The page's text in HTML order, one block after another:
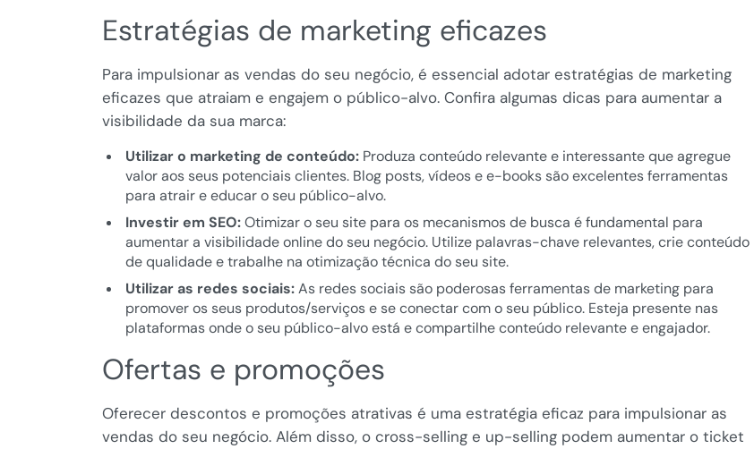
Estratégias de marketing eficazes
Para impulsionar as vendas do seu negócio, é essencial adotar estratégias de marketing
eficazes que atraiam e engajem o público-alvo. Confira algumas dicas para aumentar a
visibilidade da sua marca:
Utilizar o marketing de conteúdo:Produza conteúdo relevante e interessante que agregue
valor aos seus potenciais clientes. Blog posts, vídeos e e-books são excelentes ferramentas
para atrair e educar o seu público-alvo.
Investir em SEO:Otimizar o seu site para os mecanismos de busca é fundamental para
aumentar a visibilidade online do seu negócio. Utilize palavras-chave relevantes, crie conteúdo
de qualidade e trabalhe na otimização técnica do seu site.
Utilizar as redes sociais:As redes sociais são poderosas ferramentas de marketing para
promover os seus produtos/serviços e se conectar com o seu público. Esteja presente nas
plataformas onde o seu público-alvo está e compartilhe conteúdo relevante e engajador.
Ofertas e promoções
Oferecer descontos e promoções atrativas é uma estratégia eficaz para impulsionar as
vendas do seu negócio. Além disso, o cross-selling e up-selling podem aumentar o ticket